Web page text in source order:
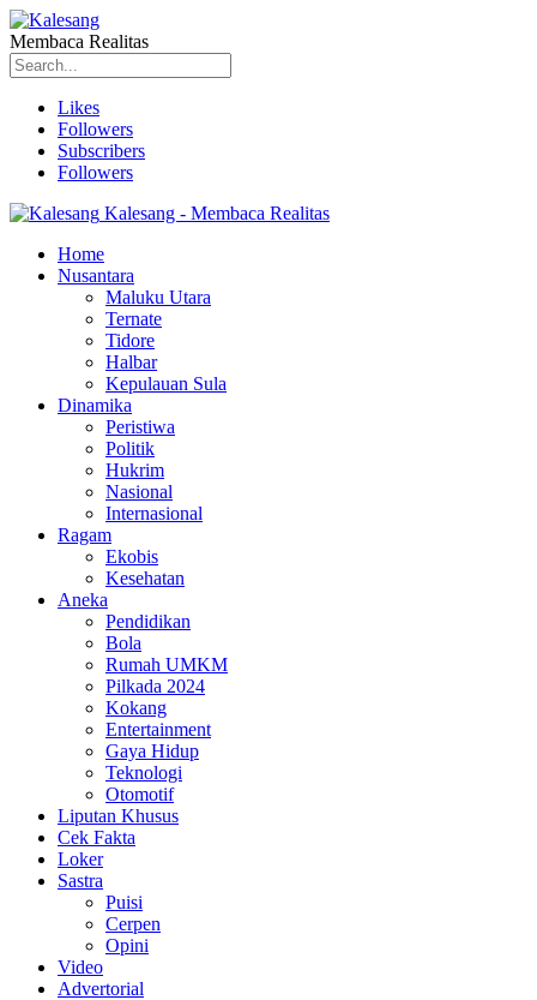
Membaca Realitas
Likes
Followers
Subscribers
Followers
Kalesang - Membaca Realitas
Home
Nusantara
Maluku Utara
Ternate
Tidore
Halbar
Kepulauan Sula
Dinamika
Peristiwa
Politik
Hukrim
Nasional
Internasional
Ragam
Ekobis
Kesehatan
Aneka
Pendidikan
Bola
Rumah UMKM
Pilkada 2024
Kokang
Entertainment
Gaya Hidup
Teknologi
Otomotif
Liputan Khusus
Cek Fakta
Loker
Sastra
Puisi
Cerpen
Opini
Video
Advertorial